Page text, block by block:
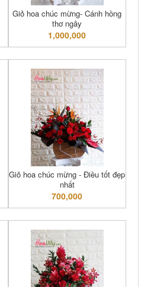
Giỏ hoa chúc mừng- Cánh hồng
thơ ngây
1,000,000
Giỏ hoa chúc mừng - Điều tốt đẹp
nhất
700,000